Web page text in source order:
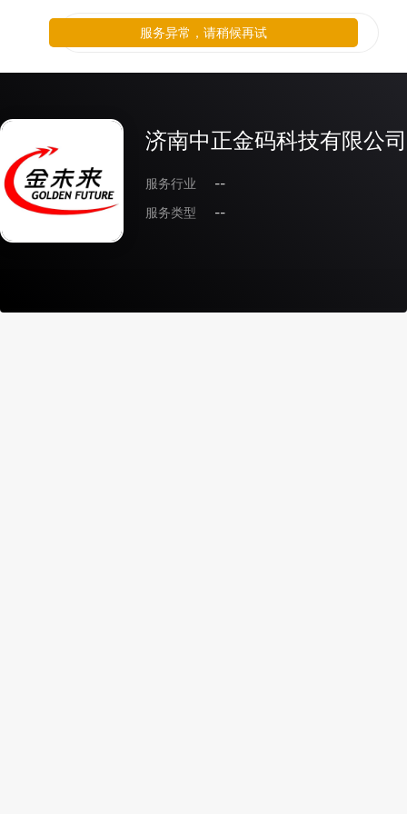
济南中正金码科技有限公司
服务行业
--
服务类型
--
服务异常，请稍候再试